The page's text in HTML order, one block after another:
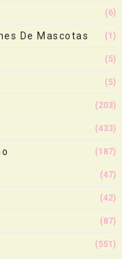
(6)
De Mascotas (1)
(5)
(5)
(203)
(433)
(187)
(47)
(42)
(87)
(551)